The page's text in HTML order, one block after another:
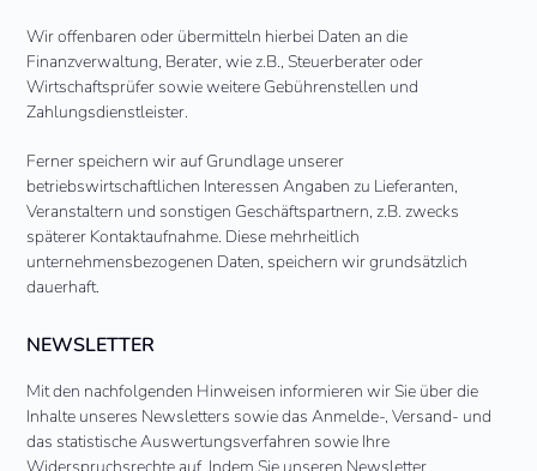
Wir offenbaren oder übermitteln hierbei Daten an die
Finanzverwaltung, Berater, wie z.B., Steuerberater oder
Wirtschaftsprüfer sowie weitere Gebührenstellen und
Zahlungsdienstleister.
Ferner speichern wir auf Grundlage unserer
betriebswirtschaftlichen Interessen Angaben zu Lieferanten,
Veranstaltern und sonstigen Geschäftspartnern, z.B. zwecks
späterer Kontaktaufnahme. Diese mehrheitlich
unternehmensbezogenen Daten, speichern wir grundsätzlich
dauerhaft.
NEWSLETTER
Mit den nachfolgenden Hinweisen informieren wir Sie über die
Inhalte unseres Newsletters sowie das Anmelde-, Versand- und
das statistische Auswertungsverfahren sowie Ihre